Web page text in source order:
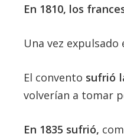
En 1810, los
Una vez
El convento sufrió
volverían a tomar
En 1835 sufrió,